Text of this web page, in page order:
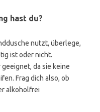
hast du?
nutzt, überlege,
ist oder nicht.
da sie keine
Frag dich also, ob
alkoholfrei